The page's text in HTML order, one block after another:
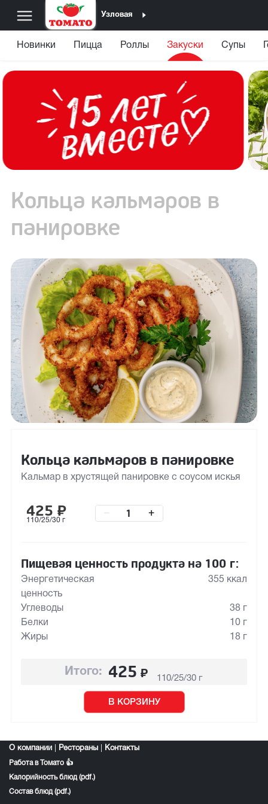
Узловая
Новинки Пицца Роллы Закуски Супы
Кольца кальмаров в
панировке
Кольца кальмаров в панировке
Кальмар в хрустящей панировке с соусом искья
425 ₽
110/25/30 г
+
Пищевая ценность продукта на 100 г:
Энергетическая
ценность
355 ккал
Углеводы
38 г
Белки
10 г
Жиры
18 г
Итого: 425 ₽ 110/25/30 г
В КОРЗИНУ
О компании Рестораны Контакты
Работа в Томато 👍
Калорийность блюд (pdf.)
Состав блюд (pdf.)